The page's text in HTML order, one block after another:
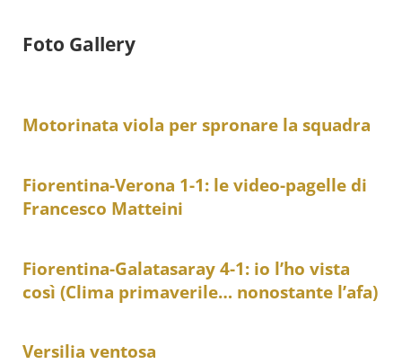
Foto Gallery
Motorinata viola per spronare la squadra
Fiorentina-Verona 1-1: le video-pagelle di
Francesco Matteini
Fiorentina-Galatasaray 4-1: io l’ho vista
così (Clima primaverile… nonostante l’afa)
Versilia ventosa